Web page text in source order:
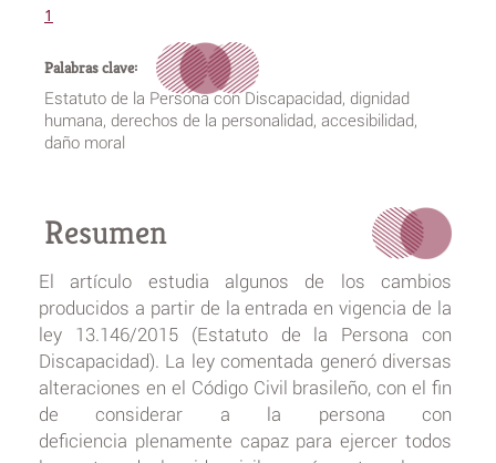
1
Palabras clave:
Estatuto de la Persona con Discapacidad, dignidad
humana, derechos de la personalidad, accesibilidad,
daño moral
Resumen
El artículo estudia algunos de los cambios
producidos a partir de la entrada en vigencia de la
ley 13.146/2015 (Estatuto de la Persona con
Discapacidad). La ley comentada generó diversas
alteraciones en el Código Civil brasileño, con el fin
de considerar a la persona con
deficiencia plenamente capaz para ejercer todos